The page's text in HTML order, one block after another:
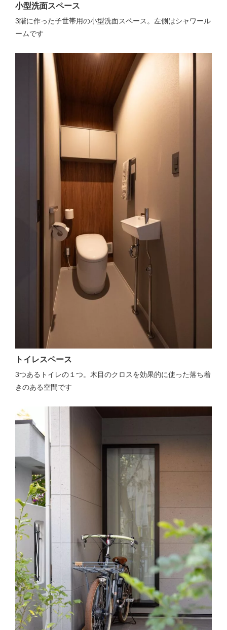
小型洗面スペース
3階に作った子世帯用の小型洗面スペース。左側はシャワール
ームです
トイレスペース
3つあるトイレの１つ。木目のクロスを効果的に使った落ち着
きのある空間です